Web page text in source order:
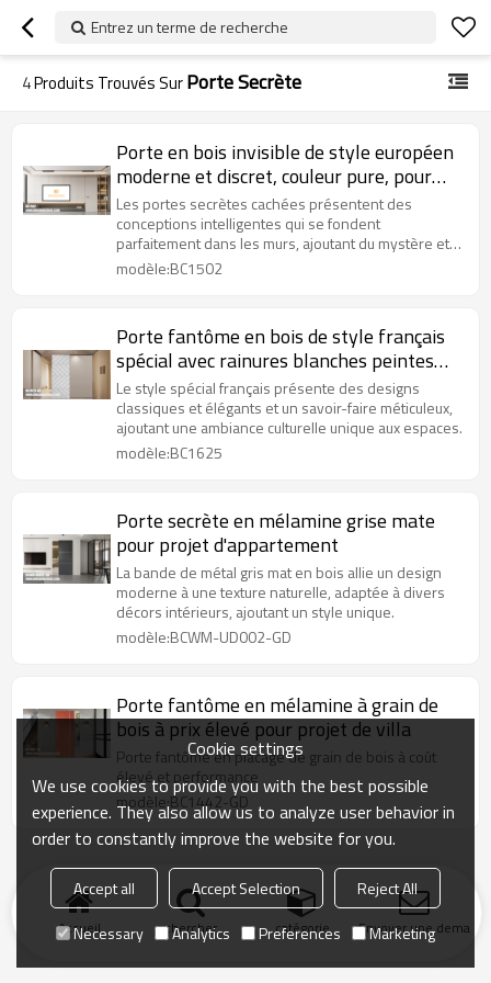
Entrez un terme de recherche
4Produits Trouvés SurPorte Secrète
Porte en bois invisible de style européen
moderne et discret, couleur pure, pour
projet d'hôtel
Les portes secrètes cachées présentent des
conceptions intelligentes qui se fondent
parfaitement dans les murs, ajoutant du mystère et
de l'unicité à un espace.
modèle:BC1502
Porte fantôme en bois de style français
spécial avec rainures blanches peintes
pour projet d'hôtel
Le style spécial français présente des designs
classiques et élégants et un savoir-faire méticuleux,
ajoutant une ambiance culturelle unique aux espaces.
modèle:BC1625
Porte secrète en mélamine grise mate
pour projet d'appartement
La bande de métal gris mat en bois allie un design
moderne à une texture naturelle, adaptée à divers
décors intérieurs, ajoutant un style unique.
modèle:BCWM-UD002-GD
Porte fantôme en mélamine à grain de
bois à prix élevé pour projet de villa
Porte fantôme en placage de grain de bois à coût
élevé et performance
modèle:BC1442-GD
Accueil chercher catégorie Envoyer une
Cookie settings
We use cookies to provide you with the best possible
experience. They also allow us to analyze user behavior in
order to constantly improve the website for you.
Accept all Accept Selection
Reject All
Necessary
Analytics Preferences Marketing